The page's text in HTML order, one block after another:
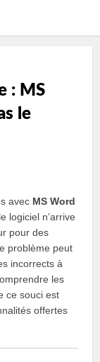
: MS
le
avec MS Word
logiciel n’arrive
pour des
problème peut
incorrects à
les
ce souci est
offertes